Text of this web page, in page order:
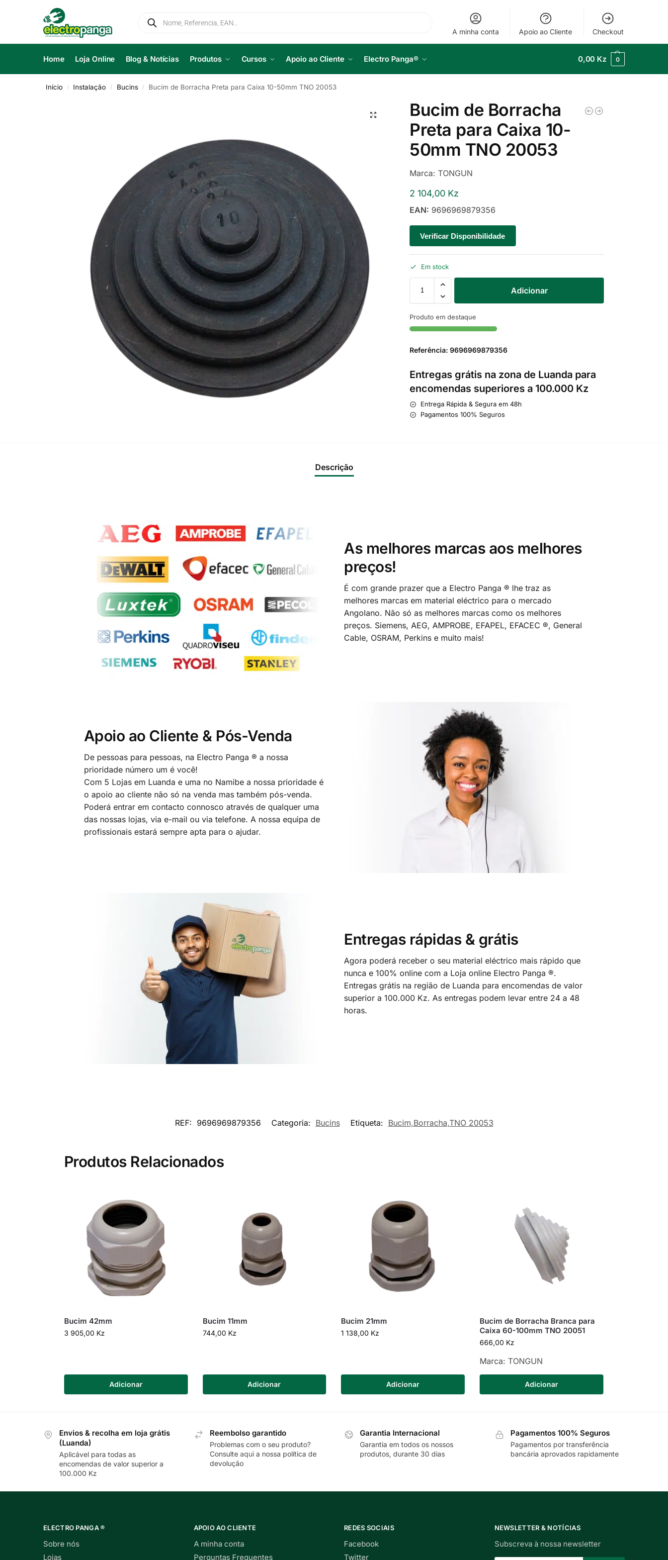
A minha conta Apoio ao Cliente Checkout
Home Loja Online Blog & Notícias Produtos Cursos Apoio ao Cliente Electro Panga® 0,00 Kz 0
Início / Instalação / Bucins / Bucim de Borracha Preta para Caixa 10-50mm TNO 20053
Bucim de Borracha
Preta para Caixa 10-
50mm TNO 20053
Marca:TONGUN
2 104,00 Kz
EAN: 9696969879356
Verificar Disponibilidade
Em stock
Adicionar
Produto em destaque
Referência: 9696969879356
Entregas grátis na zona de Luanda para
encomendas superiores a 100.000 Kz
Entrega Rápida & Segura em 48h
Pagamentos 100% Seguros
Descrição
As melhores marcas aos melhores
preços!
É com grande prazer que a Electro Panga ® lhe traz as
melhores marcas em material eléctrico para o mercado
Angolano. Não só as melhores marcas como os melhores
preços. Siemens, AEG, AMPROBE, EFAPEL, EFACEC ®, General
Cable, OSRAM, Perkins e muito mais!
Apoio ao Cliente & Pós-Venda
De pessoas para pessoas, na Electro Panga ® a nossa
prioridade número um é você!
Com 5 Lojas em Luanda e uma no Namibe a nossa prioridade é
o apoio ao cliente não só na venda mas também pós-venda.
Poderá entrar em contacto connosco através de qualquer uma
das nossas lojas, via e-mail ou via telefone. A nossa equipa de
profissionais estará sempre apta para o ajudar.
Entregas rápidas & grátis
Agora poderá receber o seu material eléctrico mais rápido que
nunca e 100% online com a Loja online Electro Panga ®.
Entregas grátis na região de Luanda para encomendas de valor
superior a 100.000 Kz. As entregas podem levar entre 24 a 48
horas.
REF: 9696969879356 Categoria: Bucins Etiqueta: Bucim,Borracha,TNO 20053
Produtos Relacionados
Bucim 42mm
3 905,00 Kz
Adicionar
Bucim 11mm
744,00 Kz
Adicionar
Bucim 21mm
1 138,00 Kz
Adicionar
Bucim de Borracha Branca para
Caixa 60-100mm TNO 20051
666,00 Kz
Marca:TONGUN
Adicionar
Envios & recolha em loja grátis
(Luanda)
Aplicável para todas as
encomendas de valor superior a
100.000 Kz
Reembolso garantido
Problemas com o seu produto?
Consulte aquia nossa política de
devolução
Garantia Internacional
Garantia em todos os nossos
produtos, durante 30 dias
Pagamentos 100% Seguros
Pagamentos por transferência
bancária aprovados rapidamente
ELECTRO PANGA ®
Sobre nós
Lojas
APOIO AO CLIENTE
A minha conta
Perguntas Frequentes
REDES SOCIAIS
Facebook
Twitter
NEWSLETTER & NOTÍCIAS
Subscreva à nossa newsletter